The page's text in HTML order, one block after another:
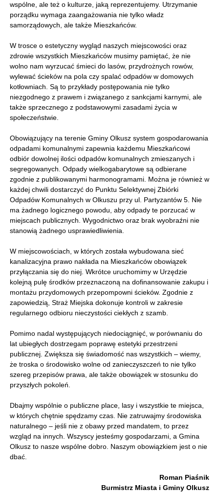
wspólne, ale też o kulturze, jaką reprezentujemy. Utrzymanie
porządku wymaga zaangażowania nie tylko władz
samorządowych, ale także Mieszkańców.
W trosce o estetyczny wygląd naszych miejscowości oraz
zdrowie wszystkich Mieszkańców musimy pamiętać, że nie
wolno nam wyrzucać śmieci do lasów, przydrożnych rowów,
wylewać ścieków na pola czy spalać odpadów w domowych
kotłowniach. Są to przykłady postępowania nie tylko
niezgodnego z prawem i związanego z sankcjami karnymi, ale
także sprzecznego z podstawowymi zasadami życia w
społeczeństwie.
Obowiązujący na terenie Gminy Olkusz system gospodarowania
odpadami komunalnymi zapewnia każdemu Mieszkańcowi
odbiór dowolnej ilości odpadów komunalnych zmieszanych i
segregowanych. Odpady wielkogabarytowe są odbierane
zgodnie z publikowanymi harmonogramami. Można je również w
każdej chwili dostarczyć do Punktu Selektywnej Zbiórki
Odpadów Komunalnych w Olkuszu przy ul. Partyzantów 5. Nie
ma żadnego logicznego powodu, aby odpady te porzucać w
miejscach publicznych. Wygodnictwo oraz brak wyobraźni nie
stanowią żadnego usprawiedliwienia.
W miejscowościach, w których została wybudowana sieć
kanalizacyjna prawo nakłada na Mieszkańców obowiązek
przyłączania się do niej. Wkrótce uruchomimy w Urzędzie
kolejną pulę środków przeznaczoną na dofinansowanie zakupu i
montażu przydomowych przepompowni ścieków. Zgodnie z
zapowiedzią, Straż Miejska dokonuje kontroli w zakresie
regularnego odbioru nieczystości ciekłych z szamb.
Pomimo nadal występujących niedociągnięć, w porównaniu do
lat ubiegłych dostrzegam poprawę estetyki przestrzeni
publicznej. Zwiększa się świadomość nas wszystkich – wiemy,
że troska o środowisko wolne od zanieczyszczeń to nie tylko
szereg przepisów prawa, ale także obowiązek w stosunku do
przyszłych pokoleń.
Dbajmy wspólnie o publiczne place, lasy i wszystkie te miejsca,
w których chętnie spędzamy czas. Nie zatruwajmy środowiska
naturalnego – jeśli nie z obawy przed mandatem, to przez
wzgląd na innych. Wszyscy jesteśmy gospodarzami, a Gmina
Olkusz to nasze wspólne dobro. Naszym obowiązkiem jest o nie
dbać.
Roman Piaśnik
Burmistrz Miasta i Gminy Olkusz